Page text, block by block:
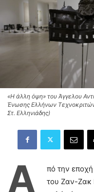
«Η άλλη όψη» του Άγγελου
Ένωσης Ελλήνων
Στ. Ελληνιάδης)
Α
πό την
του Ζαν-Ζακ